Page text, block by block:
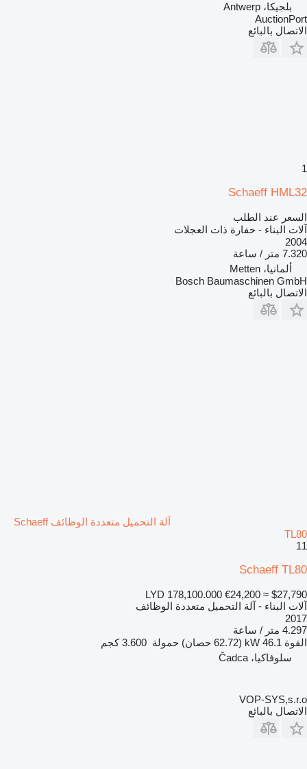
بلجيكا، Antwerp
AuctionPort
الاتصال بالبائع
1
Schaeff HML32
السعر عند الطلب
آلات البناء - حفارة ذات العجلات
2004
7.320 متر / ساعة
ألمانيا، Metten
Bosch Baumaschinen GmbH
الاتصال بالبائع
آلة التحميل متعددة الوظائف Schaeff
TL80
11
Schaeff TL80
LYD 178,100.000 €24,200 ≈ $27,790
آلات البناء - آلة التحميل متعددة الوظائف
2017
4.297 متر / ساعة
القوة 46.1 kW (62.72 حصان) حمولة 3.600 كجم
سلوفاكيا، Čadca
VOP-SYS,s.r.o
الاتصال بالبائع